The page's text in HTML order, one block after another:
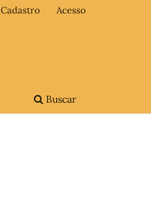
Buscar
Cadastro Acesso